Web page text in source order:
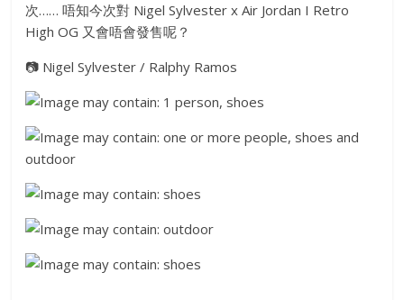
次…… 唔知今次對 Nigel Sylvester x Air Jordan I Retro
High OG 又會唔會發售呢？
📷 Nigel Sylvester / Ralphy Ramos